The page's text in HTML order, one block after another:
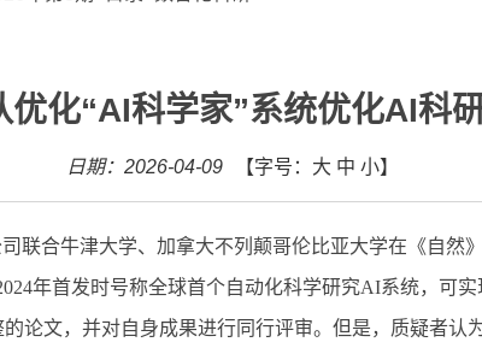
优化“AI科学家”系统优化AI科
日期：2026-04-09 【字号： 大 中 小】
联合牛津大学、加拿大不列颠哥伦比亚大学在《自然
年首发时号称全球首个自动化科学研究AI系统，可
论文，并对自身成果进行同行评审。但是，质疑者认